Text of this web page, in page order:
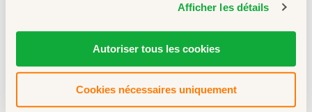
Afficher les détails
Autoriser tous les cookies
Cookies nécessaires uniquement